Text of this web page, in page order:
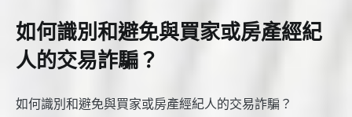
如何識別和避免與買家或房產經紀
人的交易詐騙？
如何識別和避免與買家或房產經紀人的交易詐騙？